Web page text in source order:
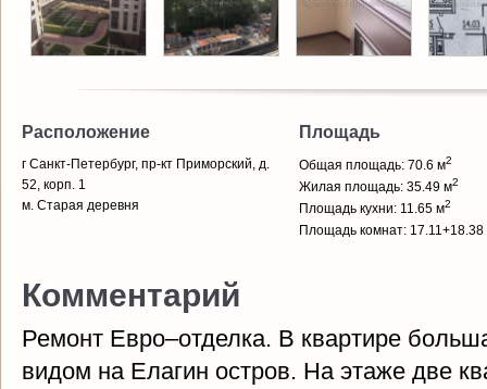
Расположение
г Санкт-Петербург, пр-кт Приморский, д.
52, корп. 1
м. Старая деревня
Площадь
Общая площадь: 70.6 м2
Жилая площадь: 35.49 м2
Площадь кухни: 11.65 м2
Площадь комнат: 17.11+18.38
Комментарий
Ремонт Евро–отделка. В квартире
видом на Елагин остров. На этаже две